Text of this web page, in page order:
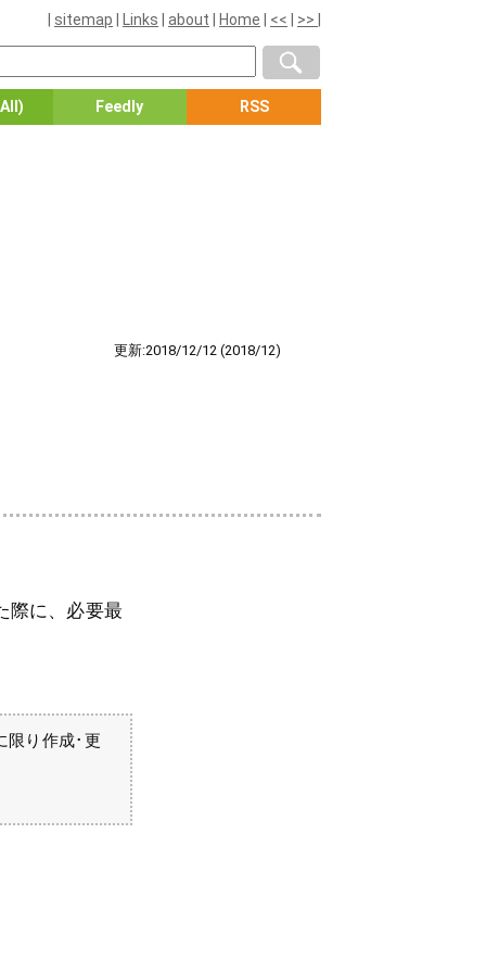
sitemap Links about Home << >>
Feedly RSS
更新:2018/12/12 (2018/12)
際に、必要最
限り作成･更